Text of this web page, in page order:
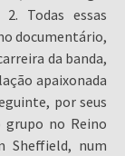
Todas essas
documentário,
da banda,
apaixonada
por seus
no Reino
Sheffield, num